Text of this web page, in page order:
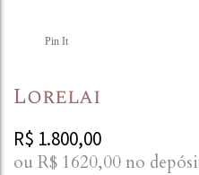
Pin It
Lorelai
R$ 1.800,00
ou R$ 1620,00 no